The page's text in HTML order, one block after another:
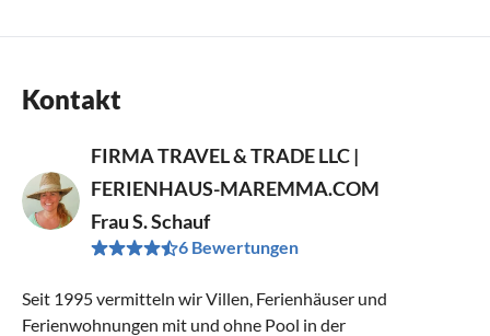
Kontakt
FIRMA TRAVEL & TRADE LLC |
FERIENHAUS-MAREMMA.COM
Frau S. Schauf
6 Bewertungen
Seit 1995 vermitteln wir Villen, Ferienhäuser und
Ferienwohnungen mit und ohne Pool in der